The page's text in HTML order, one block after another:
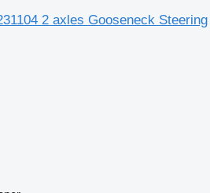
2 axles Gooseneck Steering